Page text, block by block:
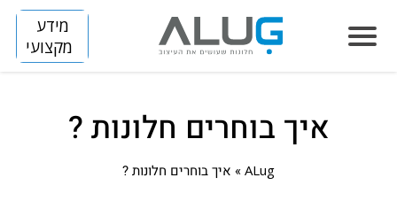
מידע
מקצועי
שלנואיך בוחרים חלונות ?
ALug
»איך בוחרים חלונות ?